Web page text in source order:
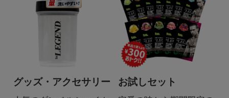
グッズ・アクセサリー お試しセット